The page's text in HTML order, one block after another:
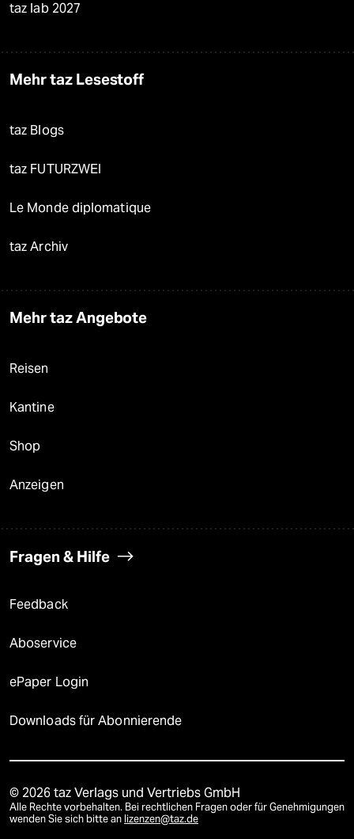
taz lab 2027
Mehr taz Lesestoff
taz Blogs
taz FUTURZWEI
Le Monde diplomatique
taz Archiv
Mehr taz Angebote
Reisen
Kantine
Shop
Anzeigen
Fragen & Hilfe
Feedback
Aboservice
ePaper Login
Downloads für Abonnierende
© 2026 taz Verlags und Vertriebs GmbH
Alle Rechte vorbehalten. Bei rechtlichen Fragen oder für Genehmigungen
wenden Sie sich bitte an lizenzen@taz.de